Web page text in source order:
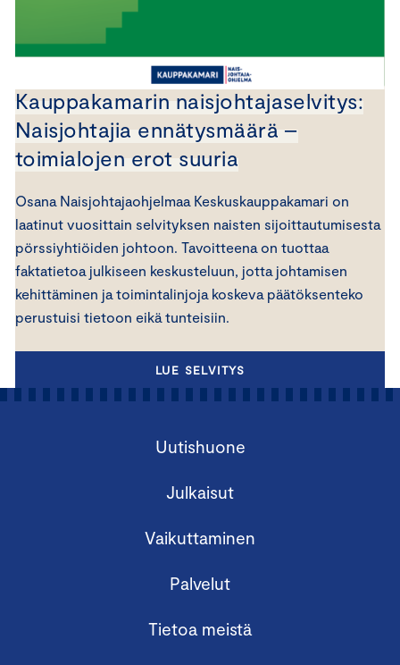
Kauppakamarin naisjohtajaselvitys:
Naisjohtajia ennätysmäärä –
toimialojen erot suuria
Osana Naisjohtajaohjelmaa Keskuskauppakamari on
laatinut vuosittain selvityksen naisten sijoittautumisesta
pörssiyhtiöiden johtoon. Tavoitteena on tuottaa
faktatietoa julkiseen keskusteluun, jotta johtamisen
kehittäminen ja toimintalinjoja koskeva päätöksenteko
perustuisi tietoon eikä tunteisiin.
LUE SELVITYS
Uutishuone
Julkaisut
Vaikuttaminen
Palvelut
Tietoa meistä